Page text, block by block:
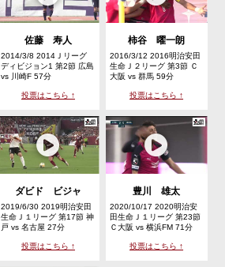
佐藤 寿人
2014/3/8 2014Ｊリーグ
ディビジョン1 第2節 広島
vs 川崎F 57分
投票はこちら ↑
柿谷 曜一朗
2016/3/12 2016明治安田
生命Ｊ２リーグ 第3節 Ｃ
大阪 vs 群馬 59分
投票はこちら ↑
ダビド ビジャ
2019/6/30 2019明治安田
生命Ｊ１リーグ 第17節 神
戸 vs 名古屋 27分
投票はこちら ↑
豊川 雄太
2020/10/17 2020明治安
田生命Ｊ１リーグ 第23節
Ｃ大阪 vs 横浜FM 71分
投票はこちら ↑